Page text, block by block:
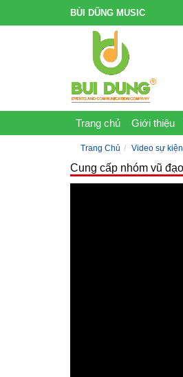
BÙI DŨNG MUSIC
Trang chủ Giới thiệu
Trang Chủ Video sự kiện
Cung cấp nhóm vũ